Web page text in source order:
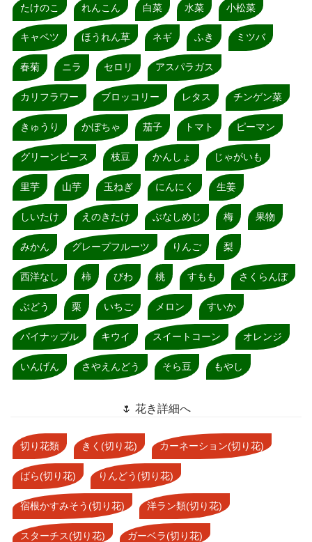
たけのこ れんこん 白菜 水菜 小松菜
キャベツ ほうれん草 ネギ ふき ミツバ
春菊 ニラ セロリ アスパラガス
カリフラワー ブロッコリー レタス チンゲン菜
きゅうり かぼちゃ 茄子 トマト ピーマン
グリーンピース 枝豆 かんしょ じゃがいも
里芋 山芋 玉ねぎ にんにく 生姜
しいたけ えのきたけ ぶなしめじ 梅 果物
みかん グレープフルーツ りんご 梨
西洋なし 柿 びわ 桃 すもも さくらんぼ
ぶどう 栗 いちご メロン すいか
パイナップル キウイ スイートコーン オレンジ
いんげん さやえんどう そら豆 もやし
🌷 花き詳細へ
切り花類 きく(切り花) カーネーション(切り花)
ばら(切り花) りんどう(切り花)
宿根かすみそう(切り花) 洋ラン類(切り花)
スターチス(切り花) ガーベラ(切り花)